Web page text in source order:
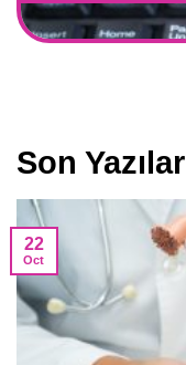
Son Yazılar
22
Oct